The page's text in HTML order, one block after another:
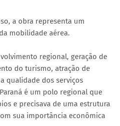
a obra representa um
mobilidade aérea.
regional, geração de
do turismo, atração de
qualidade dos serviços
é um polo regional que
e precisava de uma estrutura
sua importância econômica